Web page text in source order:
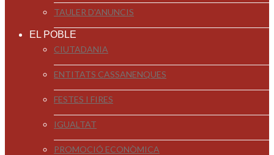
TAULER D'ANUNCIS
EL POBLE
CIUTADANIA
ENTITATS CASSANENQUES
FESTES I FIRES
IGUALTAT
PROMOCIÓ ECONÒMICA